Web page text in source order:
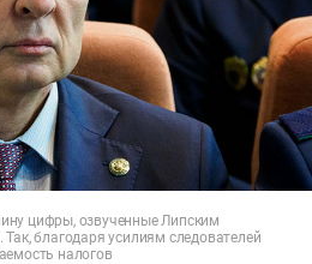
цифры, озвученные Липским
благодаря усилиям следователей
налогов